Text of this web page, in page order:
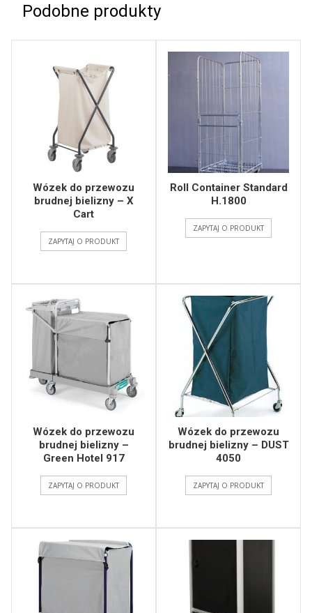
Podobne produkty
Wózek do przewozu
brudnej bielizny – X
Cart
ZAPYTAJ O PRODUKT
Roll Container Standard
H.1800
ZAPYTAJ O PRODUKT
Wózek do przewozu
brudnej bielizny –
Green Hotel 917
ZAPYTAJ O PRODUKT
Wózek do przewozu
brudnej bielizny – DUST
4050
ZAPYTAJ O PRODUKT